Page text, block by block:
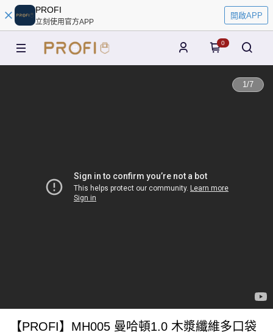
PROFI
立刻使用官方APP
開啟APP
0
1/7
【PROFI】MH005 曼哈頓1.0 木漿纖維多口袋